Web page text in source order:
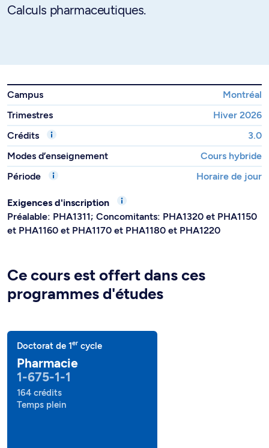
Calculs pharmaceutiques.
Campus
Montréal
Trimestres
Hiver 2026
Crédits
3.0
Modes d’enseignement
Cours hybride
Période
Horaire de jour
Exigences d'inscription
Préalable: PHA1311; Concomitants: PHA1320 et PHA1150
et PHA1160 et PHA1170 et PHA1180 et PHA1220
Ce cours est offert dans ces
programmes d'études
Doctorat de 1er cycle
Pharmacie
1-675-1-1
164 crédits
Temps plein